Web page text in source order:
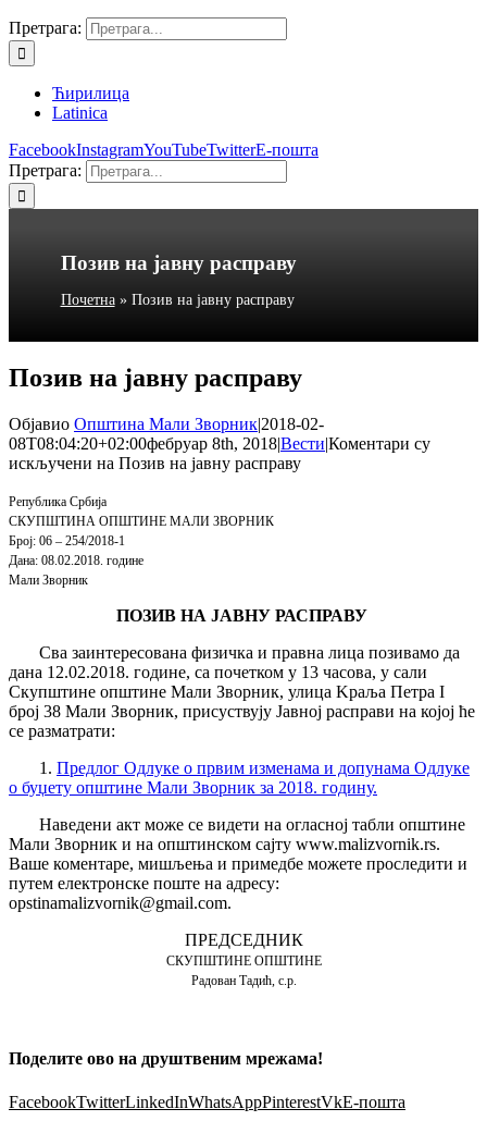
Претрага:
Ћирилица
Latinica
FacebookInstagramYouTubeTwitterЕ-пошта
Претрага:
Позив на јавну расправу
Почетна» Позив на јавну расправу
Позив на јавну расправу
Објавио Општина Мали Зворник|2018-02-
08T08:04:20+02:00фебруар 8th, 2018|Вести|Коментари су
искључени на Позив на јавну расправу
Република Србија
СКУПШТИНА ОПШТИНЕ МАЛИ ЗВОРНИК
Број: 06 – 254/2018-1
Дана: 08.02.2018. године
Мали Зворник
ПОЗИВ НА ЈАВНУ РАСПРАВУ
Свa заинтересованa физичка и правна лица позивамо да
дана 12.02.2018. године, са почетком у 13 часова, у сали
Скупштине општине Мали Зворник, улица Kраља Петра I
број 38 Мали Зворник, присуствују Јавној расправи на којој ће
се разматрати:
1. Предлог Одлуке о првим изменама и допунама Одлуке
о буџету општине Мали Зворник за 2018. годину.
Наведени акт мoже се видети на огласној табли општине
Мали Зворник и на општинском сајту www.malizvornik.rs.
Ваше коментаре, мишљења и примедбе можете проследити и
путем електронске поште на адресу:
opstinamalizvornik@gmail.com.
ПРЕДСЕДНИК
СКУПШТИНЕ ОПШТИНЕ
Радован Тадић, с.р.
Поделите ово на друштвеним мрежама!
FacebookTwitterLinkedInWhatsAppPinterestVkЕ-пошта